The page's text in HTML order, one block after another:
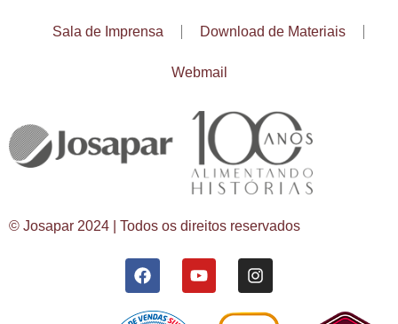
Sala de Imprensa Download de Materiais
Webmail
© Josapar 2024 | Todos os direitos reservados